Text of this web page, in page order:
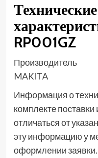
Технические
RP001GZ
Производитель
MAKITA
Информация о
комплекте
отличаться от
эту информацию у
оформлении